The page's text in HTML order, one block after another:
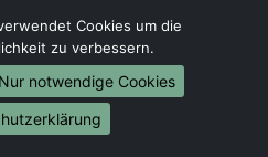
nach Griechenland
nach Italien
nach Liechtenstein
nach Luxemburg
Cookies um die
zu verbessern.
Nur notwendige Cookies